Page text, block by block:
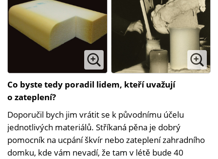
Co byste tedy poradil lidem, kteří uvažují
o zateplení?
Doporučil bych jim vrátit se k původnímu účelu
jednotlivých materiálů. Stříkaná pěna je dobrý
pomocník na ucpání škvír nebo zateplení zahradního
domku, kde vám nevadí, že tam v létě bude 40